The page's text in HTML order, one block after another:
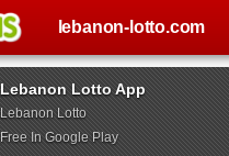
Lebanon Lotto App
Lebanon Lotto
Free In Google Play
lebanon-lotto.com